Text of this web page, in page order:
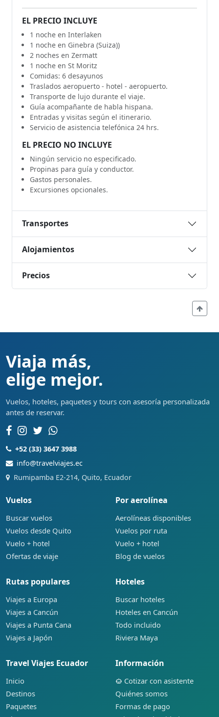
EL PRECIO INCLUYE
1 noche en Interlaken
1 noche en Ginebra (Suiza))
2 noches en Zermatt
1 noche en St Moritz
Comidas: 6 desayunos
Traslados aeropuerto - hotel - aeropuerto.
Transporte de lujo durante el viaje.
Guía acompañante de habla hispana.
Entradas y visitas según el itinerario.
Servicio de asistencia telefónica 24 hrs.
EL PRECIO NO INCLUYE
Ningún servicio no especificado.
Propinas para guía y conductor.
Gastos personales.
Excursiones opcionales.
Transportes
Alojamientos
Precios
Viaja más,
elige mejor.
Vuelos, hoteles, paquetes y tours con asesoría personalizada
antes de reservar.
+52 (33) 3647 3988
info@travelviajes.ec
Rumipamba E2-214, Quito, Ecuador
Vuelos
Buscar vuelos
Vuelos desde Quito
Vuelo + hotel
Ofertas de viaje
Por aerolínea
Aerolíneas disponibles
Vuelos por ruta
Vuelo + hotel
Blog de vuelos
Rutas populares
Viajes a Europa
Viajes a Cancún
Viajes a Punta Cana
Viajes a Japón
Hoteles
Buscar hoteles
Hoteles en Cancún
Todo incluido
Riviera Maya
Travel Viajes Ecuador
Inicio
Destinos
Paquetes
Información
Cotizar con asistente
Quiénes somos
Formas de pago